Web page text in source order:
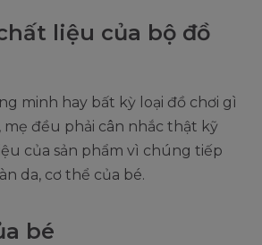
liệu của bộ đồ
minh hay bất kỳ loại đồ chơi gì
đều phải cân nhắc thật kỹ
của sản phẩm vì chúng tiếp
da, cơ thể của bé.
bé